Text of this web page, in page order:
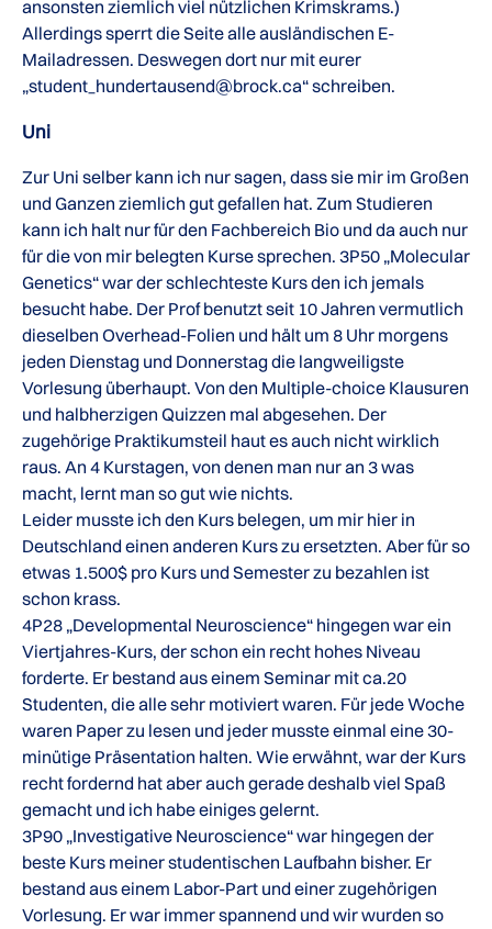
ansonsten ziemlich viel nützlichen Krimskrams.)
Allerdings sperrt die Seite alle ausländischen E-
Mailadressen. Deswegen dort nur mit eurer
„student_hundertausend@brock.ca“ schreiben.
Uni
Zur Uni selber kann ich nur sagen, dass sie mir im Großen
und Ganzen ziemlich gut gefallen hat. Zum Studieren
kann ich halt nur für den Fachbereich Bio und da auch nur
für die von mir belegten Kurse sprechen. 3P50 „Molecular
Genetics“ war der schlechteste Kurs den ich jemals
besucht habe. Der Prof benutzt seit 10 Jahren vermutlich
dieselben Overhead-Folien und hält um 8 Uhr morgens
jeden Dienstag und Donnerstag die langweiligste
Vorlesung überhaupt. Von den Multiple-choice Klausuren
und halbherzigen Quizzen mal abgesehen. Der
zugehörige Praktikumsteil haut es auch nicht wirklich
raus. An 4 Kurstagen, von denen man nur an 3 was
macht, lernt man so gut wie nichts.
Leider musste ich den Kurs belegen, um mir hier in
Deutschland einen anderen Kurs zu ersetzten. Aber für so
etwas 1.500$ pro Kurs und Semester zu bezahlen ist
schon krass.
4P28 „Developmental Neuroscience“ hingegen war ein
Viertjahres-Kurs, der schon ein recht hohes Niveau
forderte. Er bestand aus einem Seminar mit ca.20
Studenten, die alle sehr motiviert waren. Für jede Woche
waren Paper zu lesen und jeder musste einmal eine 30-
minütige Präsentation halten. Wie erwähnt, war der Kurs
recht fordernd hat aber auch gerade deshalb viel Spaß
gemacht und ich habe einiges gelernt.
3P90 „Investigative Neuroscience“ war hingegen der
beste Kurs meiner studentischen Laufbahn bisher. Er
bestand aus einem Labor-Part und einer zugehörigen
Vorlesung. Er war immer spannend und wir wurden so